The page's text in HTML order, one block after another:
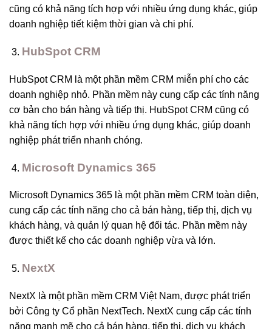
cũng có khả năng tích hợp với nhiều ứng dụng khác, giúp
doanh nghiệp tiết kiệm thời gian và chi phí.
HubSpot CRM
HubSpot CRM là một phần mềm CRM miễn phí cho các
doanh nghiệp nhỏ. Phần mềm này cung cấp các tính năng
cơ bản cho bán hàng và tiếp thị. HubSpot CRM cũng có
khả năng tích hợp với nhiều ứng dụng khác, giúp doanh
nghiệp phát triển nhanh chóng.
Microsoft Dynamics 365
Microsoft Dynamics 365 là một phần mềm CRM toàn diện,
cung cấp các tính năng cho cả bán hàng, tiếp thị, dịch vụ
khách hàng, và quản lý quan hệ đối tác. Phần mềm này
được thiết kế cho các doanh nghiệp vừa và lớn.
NextX
NextX là một phần mềm CRM Việt Nam, được phát triển
bởi Công ty Cổ phần NextTech. NextX cung cấp các tính
năng mạnh mẽ cho cả bán hàng, tiếp thị, dịch vụ khách